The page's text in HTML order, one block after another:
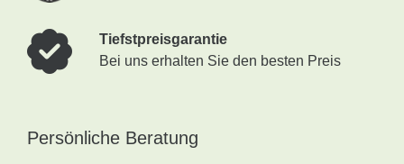
Tiefstpreisgarantie
Bei uns erhalten Sie den besten Preis
Persönliche Beratung